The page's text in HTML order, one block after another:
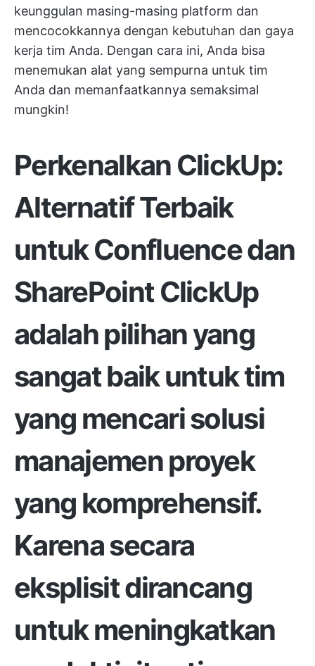
keunggulan masing-masing platform dan
mencocokkannya dengan kebutuhan dan gaya
kerja tim Anda. Dengan cara ini, Anda bisa
menemukan alat yang sempurna untuk tim
Anda dan memanfaatkannya semaksimal
mungkin!
Perkenalkan ClickUp:
Alternatif Terbaik
untuk Confluence dan
SharePointClickUp
adalah pilihan yang
sangat baik untuk tim
yang mencarisolusi
manajemen proyek
yang komprehensif.
Karena secara
eksplisit dirancang
untuk meningkatkan